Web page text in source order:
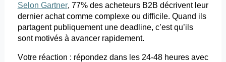
Selon Gartner, 77% des acheteurs B2B décrivent leur
dernier achat comme complexe ou difficile. Quand ils
partagent publiquement une deadline, c’est qu’ils
sont motivés à avancer rapidement.
Votre réaction : répondez dans les 24-48 heures avec